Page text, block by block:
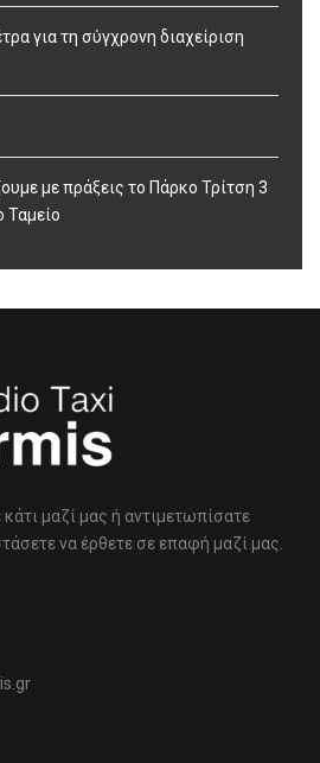
για τη σύγχρονη διαχείριση
με πράξεις το Πάρκο Τρίτση 3
Ταμείο
μαζί μας ή αντιμετωπίσατε
να έρθετε σε επαφή μαζί μας.